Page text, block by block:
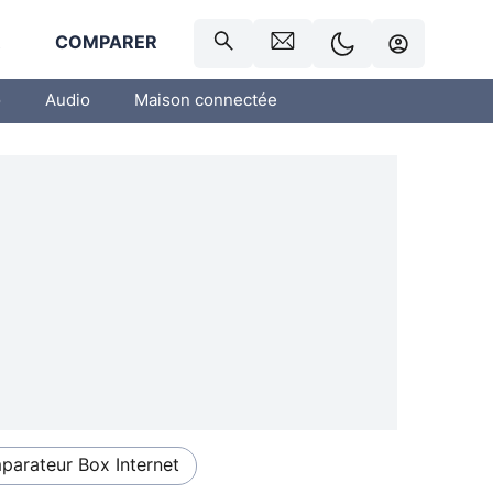
COMPARER
Audio Maison connectée
Box Internet